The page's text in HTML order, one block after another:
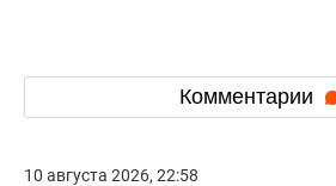
Комментарии
10 августа 2026, 22:58